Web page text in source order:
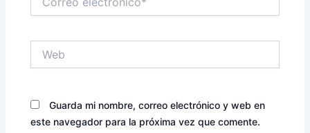
electrónico*
Guarda mi nombre, correo electrónico y web en
este navegador para la próxima vez que comente.